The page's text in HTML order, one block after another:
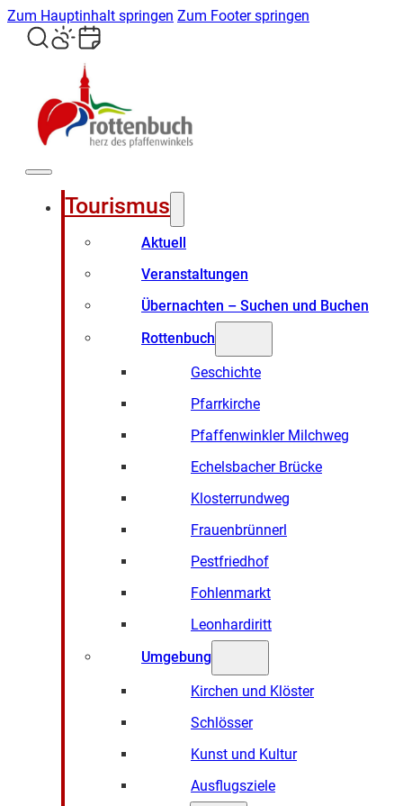
Zum Hauptinhalt springen Zum Footer springen
Tourismus
Aktuell
Veranstaltungen
Übernachten – Suchen und Buchen
Rottenbuch
Geschichte
Pfarrkirche
Pfaffenwinkler Milchweg
Echelsbacher Brücke
Klosterrundweg
Frauenbrünnerl
Pestfriedhof
Fohlenmarkt
Leonhardiritt
Umgebung
Kirchen und Klöster
Schlösser
Kunst und Kultur
Ausflugsziele